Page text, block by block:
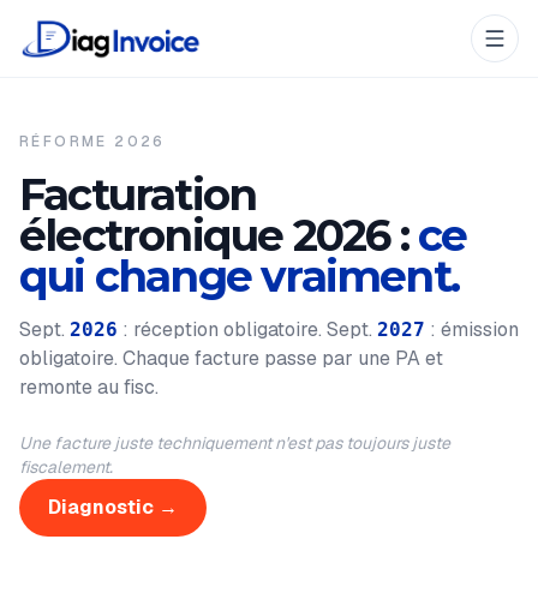
RÉFORME 2026
Facturation
électronique 2026 : ce
qui change vraiment.
Sept. 2026 : réception obligatoire. Sept. 2027 : émission
obligatoire. Chaque facture passe par une PA et
remonte au fisc.
Une facture juste techniquement n'est pas toujours juste
fiscalement.
Diagnostic →